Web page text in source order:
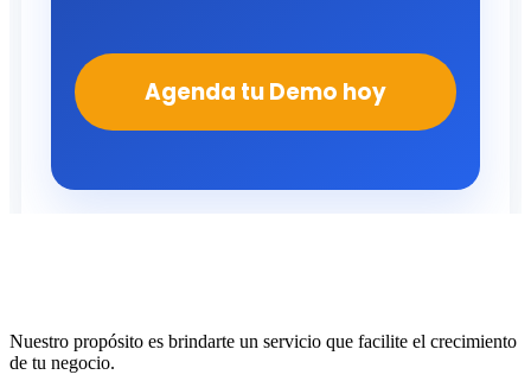
Nuestro propósito es brindarte un servicio que facilite el crecimiento
de tu negocio.